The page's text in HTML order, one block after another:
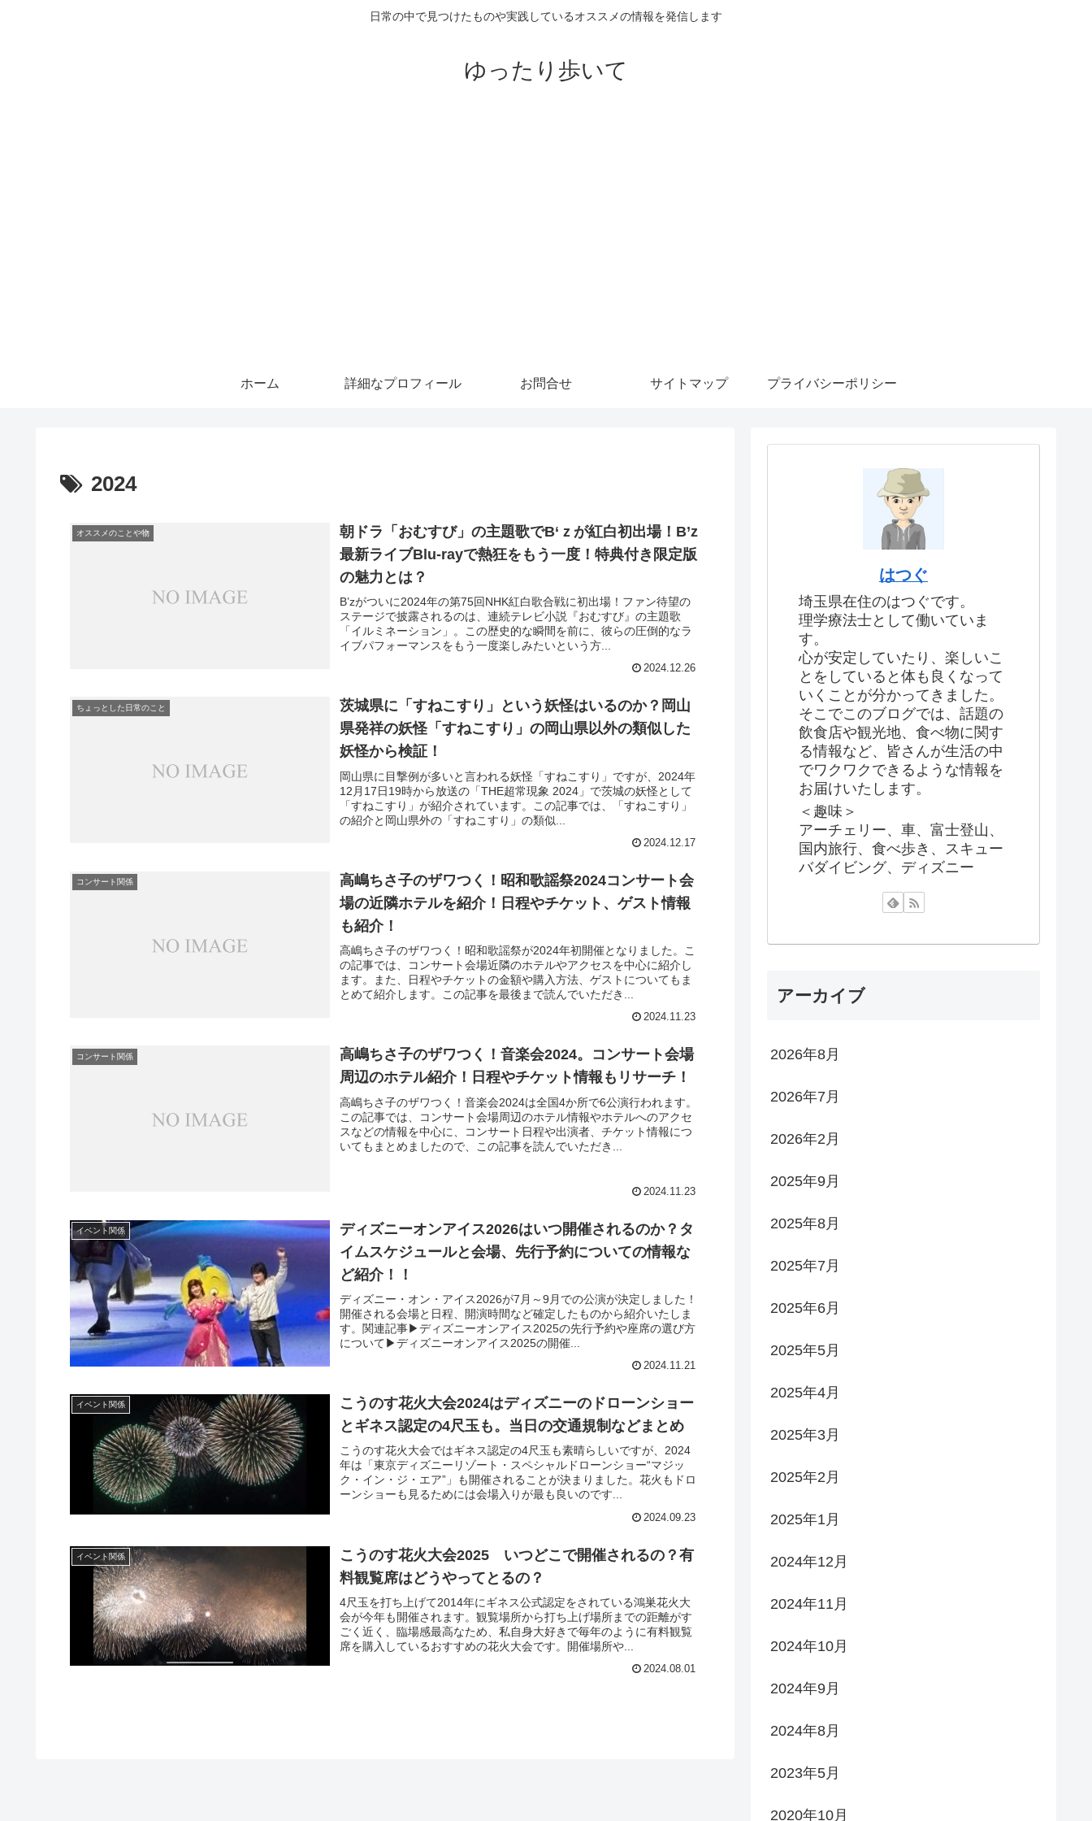
日常の中で見つけたものや実践しているオススメの情報を発信します
ゆったり歩いて
ホーム 詳細なプロフィール お問合せ サイトマップ プライバシーポリシー
2024
オススメのことや物
朝ドラ「おむすび」の主題歌でB‘ｚが紅白初出場！B’z
最新ライブBlu-rayで熱狂をもう一度！特典付き限定版
の魅力とは？
B’zがついに2024年の第75回NHK紅白歌合戦に初出場！ファン待望の
ステージで披露されるのは、連続テレビ小説『おむすび』の主題歌
「イルミネーション」。この歴史的な瞬間を前に、彼らの圧倒的なラ
イブパフォーマンスをもう一度楽しみたいという方...
2024.12.26
ちょっとした日常のこと
茨城県に「すねこすり」という妖怪はいるのか？岡山
県発祥の妖怪「すねこすり」の岡山県以外の類似した
妖怪から検証！
岡山県に目撃例が多いと言われる妖怪「すねこすり」ですが、2024年
12月17日19時から放送の「THE超常現象 2024」で茨城の妖怪として
「すねこすり」が紹介されています。この記事では、「すねこすり」
の紹介と岡山県外の「すねこすり」の類似...
2024.12.17
コンサート関係
高嶋ちさ子のザワつく！昭和歌謡祭2024コンサート会
場の近隣ホテルを紹介！日程やチケット、ゲスト情報
も紹介！
高嶋ちさ子のザワつく！昭和歌謡祭が2024年初開催となりました。こ
の記事では、コンサート会場近隣のホテルやアクセスを中心に紹介し
ます。また、日程やチケットの金額や購入方法、ゲストについてもま
とめて紹介します。この記事を最後まで読んでいただき...
2024.11.23
コンサート関係
高嶋ちさ子のザワつく！音楽会2024。コンサート会場
周辺のホテル紹介！日程やチケット情報もリサーチ！
高嶋ちさ子のザワつく！音楽会2024は全国4か所で6公演行われます。
この記事では、コンサート会場周辺のホテル情報やホテルへのアクセ
スなどの情報を中心に、コンサート日程や出演者、チケット情報につ
いてもまとめましたので、この記事を読んでいただき...
2024.11.23
イベント関係
ディズニーオンアイス2026はいつ開催されるのか？タ
イムスケジュールと会場、先行予約についての情報な
ど紹介！！
ディズニー・オン・アイス2026が7月～9月での公演が決定しました！
開催される会場と日程、開演時間など確定したものから紹介いたしま
す。関連記事▶ディズニーオンアイス2025の先行予約や座席の選び方
について▶ディズニーオンアイス2025の開催...
2024.11.21
イベント関係
こうのす花火大会2024はディズニーのドローンショー
とギネス認定の4尺玉も。当日の交通規制などまとめ
こうのす花火大会ではギネス認定の4尺玉も素晴らしいですが、2024
年は「東京ディズニーリゾート・スペシャルドローンショー“マジッ
ク・イン・ジ・エア”」も開催されることが決まりました。花火もドロ
ーンショーも見るためには会場入りが最も良いのです...
2024.09.23
イベント関係
こうのす花火大会2025 いつどこで開催されるの？有
料観覧席はどうやってとるの？
4尺玉を打ち上げて2014年にギネス公式認定をされている鴻巣花火大
会が今年も開催されます。観覧場所から打ち上げ場所までの距離がす
ごく近く、臨場感最高なため、私自身大好きで毎年のように有料観覧
席を購入しているおすすめの花火大会です。開催場所や...
2024.08.01
はつぐ
埼玉県在住のはつぐです。
理学療法士として働いていま
す。
心が安定していたり、楽しいこ
とをしていると体も良くなって
いくことが分かってきました。
そこでこのブログでは、話題の
飲食店や観光地、食べ物に関す
る情報など、皆さんが生活の中
でワクワクできるような情報を
お届けいたします。
＜趣味＞
アーチェリー、車、富士登山、
国内旅行、食べ歩き、スキュー
バダイビング、ディズニー
アーカイブ
2026年8月
2026年7月
2026年2月
2025年9月
2025年8月
2025年7月
2025年6月
2025年5月
2025年4月
2025年3月
2025年2月
2025年1月
2024年12月
2024年11月
2024年10月
2024年9月
2024年8月
2023年5月
2020年10月